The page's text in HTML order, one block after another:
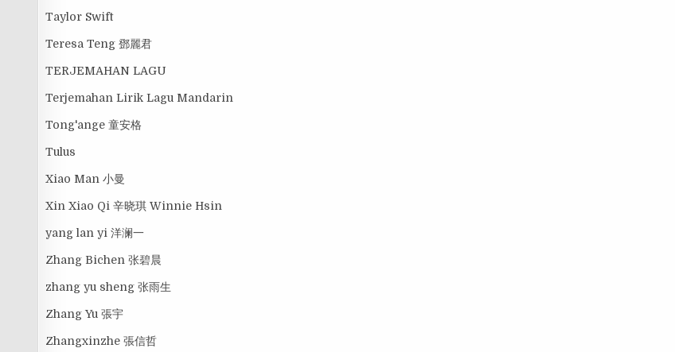
Taylor Swift
Teresa Teng 鄧麗君
TERJEMAHAN LAGU
Terjemahan Lirik Lagu Mandarin
Tong'ange 童安格
Tulus
Xiao Man 小曼
Xin Xiao Qi 辛晓琪 Winnie Hsin
yang lan yi 洋澜一
Zhang Bichen 张碧晨
zhang yu sheng 张雨生
Zhang Yu 張宇
Zhangxinzhe 張信哲